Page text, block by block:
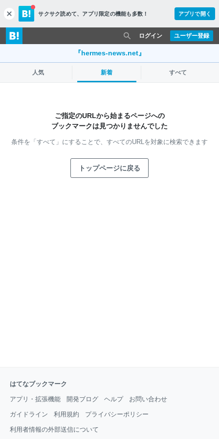
c
l
o
s
サクサク読めて、 アプリ限定の機能も多数！ アプリで開く
ユーザー登録
ログイン
『hermes-news.net』
人気 新着 すべて
ご指定のURLから始まるページへの
ブックマークは見つかりませんでした
条件を「すべて」にすることで、 すべてのURLを対象に検索できます
トップページに戻る
はてなブックマーク
アプリ・拡張機能 開発ブログ ヘルプ お問い合わせ
ガイドライン 利用規約 プライバシーポリシー
利用者情報の外部送信について